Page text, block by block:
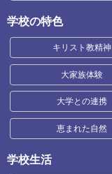
学校の特色
キリスト教精神
大家族体験
大学との連携
恵まれた自然
学校生活